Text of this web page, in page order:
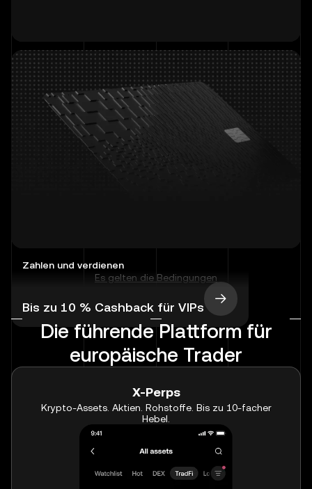
Sofortiger VIP-Zugang
Schalte X-Perps frei und erhalte einen
VIP-Pass
Zahlen und verdienen
Bis zu 10 % Cashback für VIPs
Es gelten die Bedingungen
Die führende Plattform für
europäische Trader
X-Perps
Krypto-Assets. Aktien. Rohstoffe. Bis zu 10-facher
Hebel.